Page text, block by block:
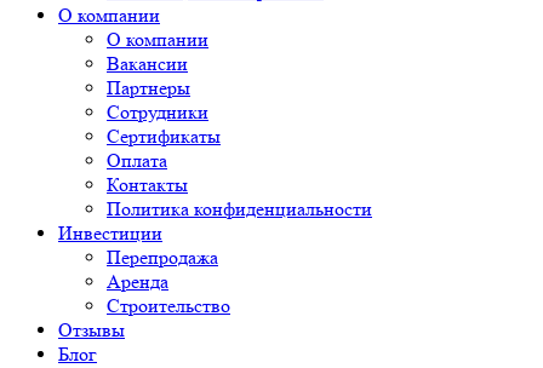
О компании
О компании
Вакансии
Партнеры
Сотрудники
Сертификаты
Оплата
Контакты
Политика конфиденциальности
Инвестиции
Перепродажа
Аренда
Строительство
Отзывы
Блог